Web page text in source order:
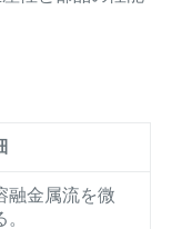
融金属流を微